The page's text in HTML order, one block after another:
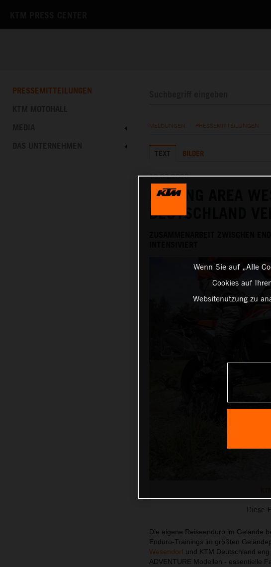
PRESSEMITTEILUNGEN
MELDUNGEN PRESSEMITTEILUNGEN
TEXT BILDER
19.03.2020
DRIVING AREA
DEUTSCHLAND
Diese
Die eigene Reiseenduro im Gelände
Enduro-Trainings im größten
Wesendorf und KTM Deutschland
ADVENTURE Modellen - essentielle
Wenn Sie auf „Alle
Cookies auf
Websitenutzung zu